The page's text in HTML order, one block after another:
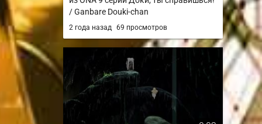
/ Ganbare Douki-chan
2 года назад 69 просмотров